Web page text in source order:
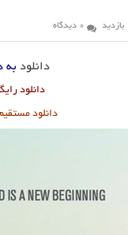
0 دیدگاه
دانلود به
دانلود
دانلود